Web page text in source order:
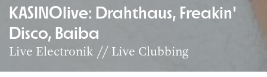
KASINOlive: Drahthaus, Freakin'
Disco, Baiba
Live Electronik // Live Clubbing